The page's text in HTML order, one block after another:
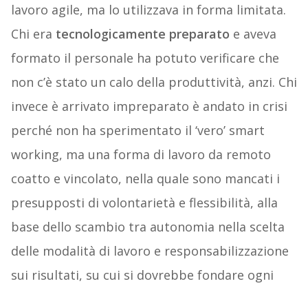
lavoro agile, ma lo utilizzava in forma limitata.
Chi era tecnologicamente preparato e aveva
formato il personale ha potuto verificare che
non c’è stato un calo della produttività, anzi. Chi
invece è arrivato impreparato è andato in crisi
perché non ha sperimentato il ‘vero’ smart
working, ma una forma di lavoro da remoto
coatto e vincolato, nella quale sono mancati i
presupposti di volontarietà e flessibilità, alla
base dello scambio tra autonomia nella scelta
delle modalità di lavoro e responsabilizzazione
sui risultati, su cui si dovrebbe fondare ogni